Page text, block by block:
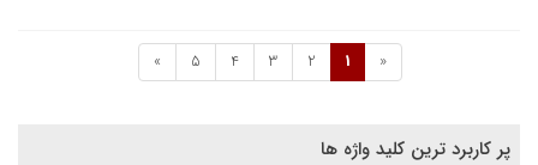
«
1
2
3
4
5
»
پر کاربرد ترین کلید واژه ها